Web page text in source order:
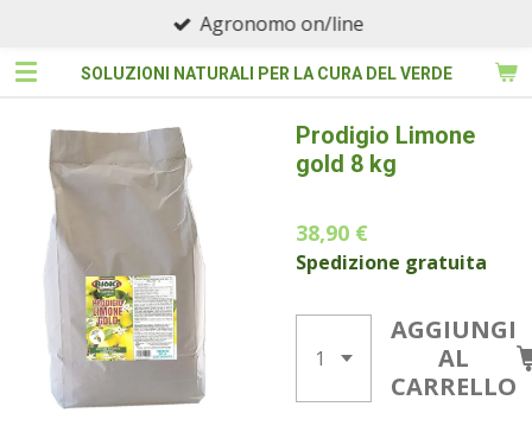
contenutoSOLUZIONI NATURALI PER LA CURA DEL VERDE
Agronomo on/line
Prodigio Limone
gold 8 kg
38,90 €
Spedizione gratuita
AGGIUNGI
AL
CARRELLO